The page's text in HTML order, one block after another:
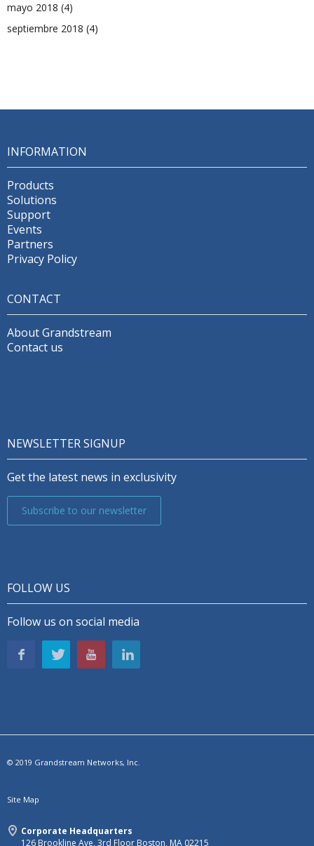
mayo 2018 (4)
septiembre 2018 (4)
INFORMATION
Products
Solutions
Support
Events
Partners
Privacy Policy
CONTACT
About Grandstream
Contact us
NEWSLETTER SIGNUP
Get the latest news in exclusivity
Subscribe to our newsletter
FOLLOW US
Follow us on social media
© 2019 Grandstream Networks, Inc.
Site Map
Corporate Headquarters
126 Brookline Ave, 3rd Floor Boston, MA 02215